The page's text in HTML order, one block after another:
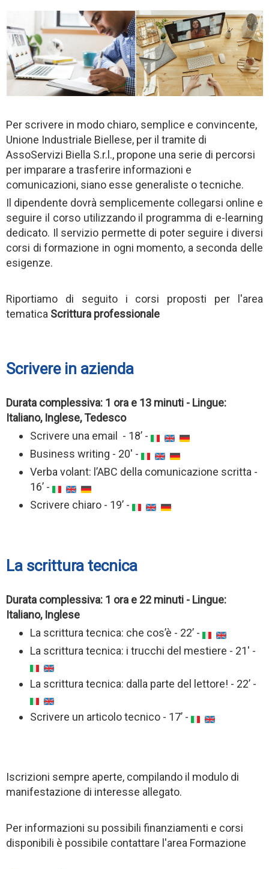
Per scrivere in modo chiaro, semplice e convincente,
Unione Industriale Biellese, per il tramite di
AssoServizi Biella S.r.l., propone una serie di percorsi
per imparare a trasferire informazioni e
comunicazioni, siano esse generaliste o tecniche.
Il dipendente dovrà semplicemente collegarsi online e
seguire il corso utilizzando il programma di e-learning
dedicato. Il servizio permette di poter seguire i diversi
corsi di formazione in ogni momento, a seconda delle
esigenze.
Riportiamo di seguito i corsi proposti per l'area
tematica Scrittura professionale
Scrivere in azienda
Durata complessiva: 1 ora e 13 minuti - Lingue:
Italiano, Inglese, Tedesco
Scrivere una email - 18’ -
Business writing - 20' -
Verba volant: l’ABC della comunicazione scritta -
16’ -
Scrivere chiaro - 19’ -
La scrittura tecnica
Durata complessiva: 1 ora e 22 minuti - Lingue:
Italiano, Inglese
La scrittura tecnica: che cos’è - 22’ -
La scrittura tecnica: i trucchi del mestiere - 21' -
La scrittura tecnica: dalla parte del lettore! - 22’ -
Scrivere un articolo tecnico - 17’ -
Iscrizioni sempre aperte, compilando il modulo di
manifestazione di interesse allegato.
Per informazioni su possibili finanziamenti e corsi
disponibili è possibile contattare l'area Formazione